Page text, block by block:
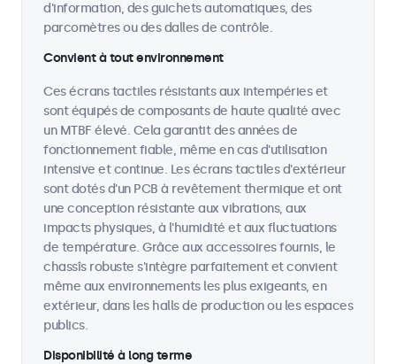
d'information, des guichets automatiques, des
parcomètres ou des dalles de contrôle.
Convient à tout environnement
Ces écrans tactiles résistants aux intempéries et
sont équipés de composants de haute qualité avec
un MTBF élevé. Cela garantit des années de
fonctionnement fiable, même en cas d'utilisation
intensive et continue. Les écrans tactiles d'extérieur
sont dotés d'un PCB à revêtement thermique et ont
une conception résistante aux vibrations, aux
impacts physiques, à l'humidité et aux fluctuations
de température. Grâce aux accessoires fournis, le
chassîs robuste s'intègre parfaitement et convient
même aux environnements les plus exigeants, en
extérieur, dans les halls de production ou les espaces
publics.
Disponibilité à long terme